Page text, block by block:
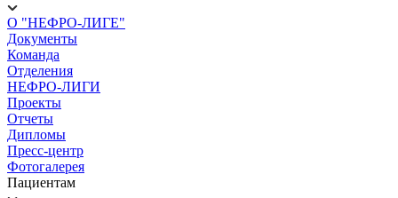
О "НЕФРО-ЛИГЕ"
Документы
Команда
Отделения
НЕФРО-ЛИГИ
Проекты
Отчеты
Дипломы
Пресс-центр
Фотогалерея
Пациентам